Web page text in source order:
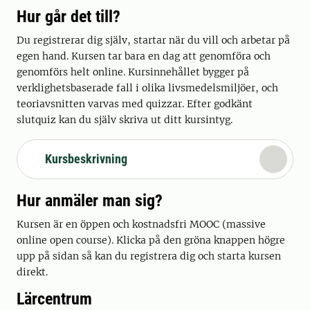
Hur går det till?
Du registrerar dig själv, startar när du vill och arbetar på
egen hand. Kursen tar bara en dag att genomföra och
genomförs helt online. Kursinnehållet bygger på
verklighetsbaserade fall i olika livsmedelsmiljöer, och
teoriavsnitten varvas med quizzar. Efter godkänt
slutquiz kan du själv skriva ut ditt kursintyg.
Kursbeskrivning
Hur anmäler man sig?
Kursen är en öppen och kostnadsfri MOOC (massive
online open course). Klicka på den gröna knappen högre
upp på sidan så kan du registrera dig och starta kursen
direkt.
Lärcentrum